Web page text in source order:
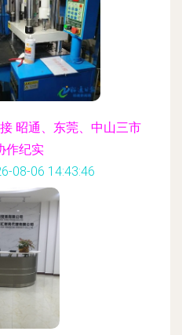
接 昭通、东莞、中山三市
作纪实
08-06 14:43:46